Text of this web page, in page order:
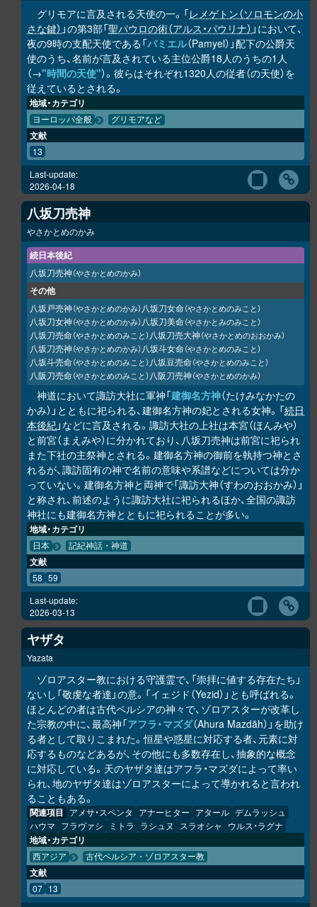
グリモアに言及される天使の一。「レメゲトン（ソロモンの小
さな鍵） 」の第3部「聖パウロの術（アルス・パウリナ） 」において、
夜の9時の支配天使である「パミエル（Pamyel）」配下の公爵天
使のうち、名前が言及されている主位公爵18人のうちの1人
（→"時間の天使"）。彼らはそれぞれ1320人の従者（の天使）を
従えているとされる。
地域・カテゴリ
ヨーロッパ全般 グリモアなど
文献
13
Last-update:
2026-04-18
八坂刀売神
やさかとめのかみ
続日本後紀
八坂刀売神（やさかとめのかみ）
その他
八坂戸売神（やさかとめのかみ）八坂刀女命（やさかとめのみこと）
八坂刀女神（やさかとめのかみ）八坂刀美命（やさかとみのみこと）
八坂刀売命（やさかとめのみこと）八坂刀売大神（やさかとめのおおかみ）
八坂刀売神（やさかとめのかみ）八坂斗女命（やさかとめのみこと）
八坂斗売命（やさかとめのみこと）八坂豆売命（やさかとめのみこと）
八阪刀売命（やさかとめのみこと）八阪刀売神（やさかとめのかみ）
神道において諏訪大社に軍神「建御名方神（たけみなかたの
かみ）」とともに祀られる、建御名方神の妃とされる女神。「続日
本後紀」などに言及される。諏訪大社の上社は本宮（ほんみや）
と前宮（まえみや）に分かれており、八坂刀売神は前宮に祀られ
また下社の主祭神とされる。建御名方神の御前を執持つ神とさ
れるが、諏訪固有の神で名前の意味や系譜などについては分か
っていない。建御名方神と両神で「諏訪大神（すわのおおかみ）」
と称され、前述のように諏訪大社に祀られるほか、全国の諏訪
神社にも建御名方神とともに祀られることが多い。
地域・カテゴリ
日本 記紀神話・神道
文献
58 59
Last-update:
2026-03-13
ヤザタ
Yazata
ゾロアスター教における守護霊で、「崇拝に値する存在たち」
ないし「敬虔な者達」の意。「イェジド（Yezid）」とも呼ばれる。
ほとんどの者は古代ペルシアの神々で、ゾロアスターが改革し
た宗教の中に、最高神「アフラ・マズダ（Ahura Mazdāh）」を助け
る者として取りこまれた。恒星や惑星に対応する者、元素に対
応するものなどあるが、その他にも多数存在し、抽象的な概念
に対応している。天のヤザタ達はアフラ・マズダによって率い
られ、地のヤザタ達はゾロアスターによって導かれると言われ
ることもある。
関連項目 アメサ・スペンタ アナーヒター アタール デムラッシュ
ハウマ フラヴァシ ミトラ ラシュヌ スラオシャ ウルス・ラグナ
地域・カテゴリ
西アジア 古代ペルシア・ゾロアスター教
文献
07 13